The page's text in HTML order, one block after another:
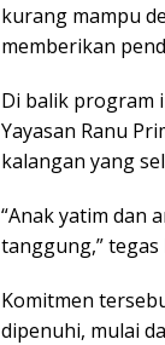
kurang mampu
memberikan
Di balik program
Yayasan Ranu
kalangan yang
“Anak yatim dan
tanggung,” tegas
Komitmen
dipenuhi, mulai